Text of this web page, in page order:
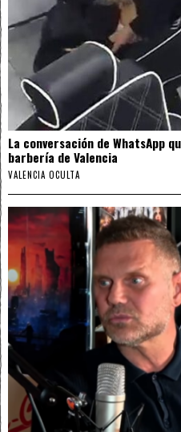
La conversación de WhatsApp
barbería de Valencia
VALENCIA OCULTA